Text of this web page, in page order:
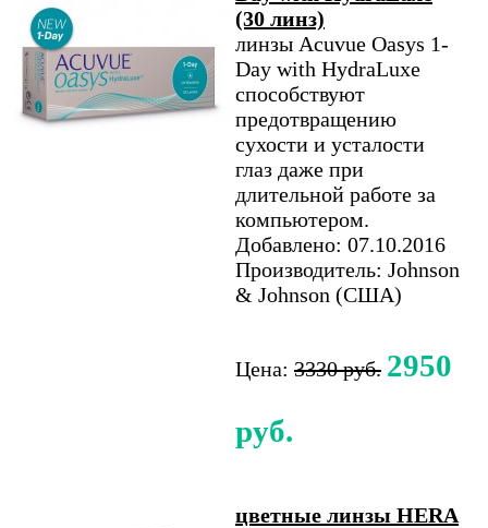
(30 линз)
линзы Acuvue Oasys 1-
Day with HydraLuxe
способствуют
предотвращению
сухости и усталости
глаз даже при
длительной работе за
компьютером.
Добавлено: 07.10.2016
Производитель: Johnson
& Johnson (США)
Цена: 3330 руб. 2950
руб.
цветные линзы HERA